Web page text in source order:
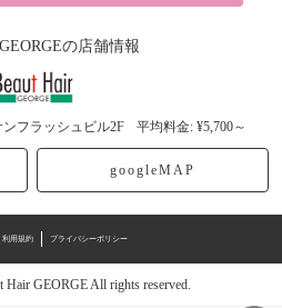
の店舗情報
フラッシュビル2F 平均料金: ¥5,700～
googleMAP
利用規約 プライバシーポリシー
GEORGE All rights reserved.